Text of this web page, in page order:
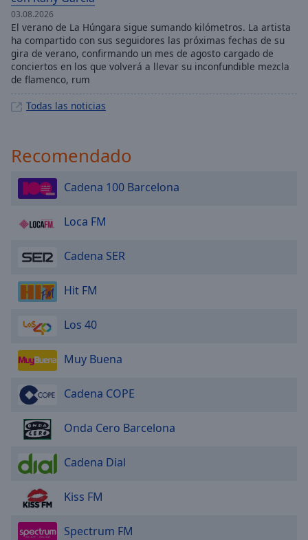
03.08.2026
El verano de La Húngara sigue sumando kilómetros. La artista
ha compartido con sus seguidores las próximas fechas de su
gira de verano, confirmando un mes de agosto cargado de
conciertos en los que volverá a llevar su inconfundible mezcla
de flamenco, rum
Todas las noticias
Recomendado
Cadena 100 Barcelona
Loca FM
Cadena SER
Hit FM
Los 40
Muy Buena
Cadena COPE
Onda Cero Barcelona
Cadena Dial
Kiss FM
Spectrum FM